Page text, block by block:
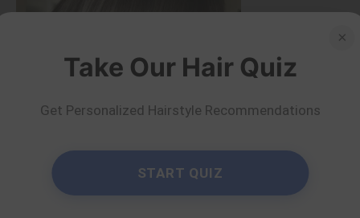
×
Take Our Hair Quiz
Get Personalized Hairstyle Recommendations
START QUIZ